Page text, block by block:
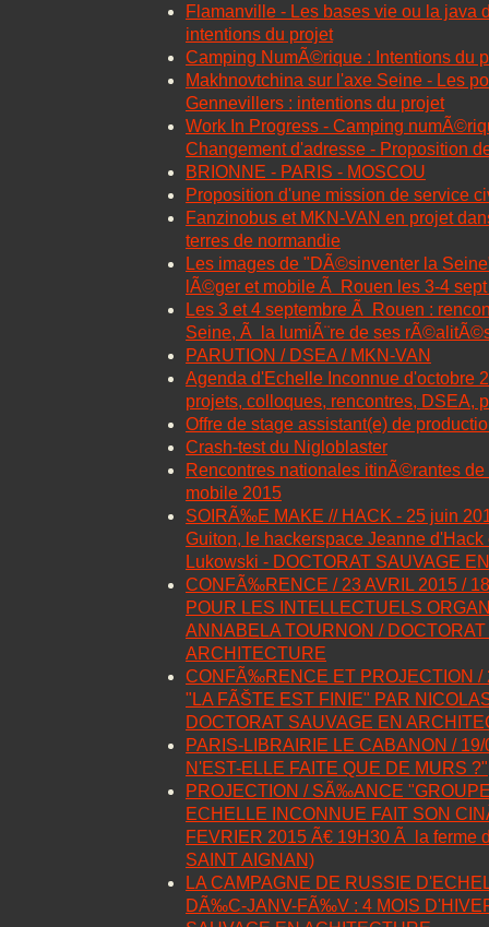
Flamanville - Les bases vie ou la java
intentions du projet
Camping NumÃ©rique : Intentions du
Makhnovtchina sur l'axe Seine - Les
Gennevillers : intentions du projet
Work In Progress - Camping
Changement d'adresse - Proposition
BRIONNE - PARIS - MOSCOU
Proposition d'une mission de service
Fanzinobus et MKN-VAN en projet
terres de normandie
Les images de "DÃ©sinventer la
lÃ©ger et mobile Ã Rouen les 3-4
Les 3 et 4 septembre Ã Rouen :
Seine, Ã la lumiÃ¨re de ses
PARUTION / DSEA / MKN-VAN
Agenda d'Echelle Inconnue d'octobre
projets, colloques, rencontres, DSEA,
Offre de stage assistant(e) de
Crash-test du Nigloblaster
Rencontres nationales itinÃ©rantes
mobile 2015
SOIRÃ‰E MAKE // HACK - 25 juin
Guiton, le hackerspace Jeanne
Lukowski - DOCTORAT SAUVAGE
CONFÃ‰RENCE / 23 AVRIL 2015 /
POUR LES INTELLECTUELS
ANNABELA TOURNON /
ARCHITECTURE
CONFÃ‰RENCE ET PROJECTION /
"LA FÃŠTE EST FINIE" PAR
DOCTORAT SAUVAGE EN
PARIS-LIBRAIRIE LE CABANON /
N'EST-ELLE FAITE QUE DE MURS ?"
PROJECTION / SÃ‰ANCE
ECHELLE INCONNUE FAIT SON
FEVRIER 2015 Ã€ 19H30 Ã la ferme
SAINT AIGNAN)
LA CAMPAGNE DE RUSSIE
DÃ‰C-JANV-FÃ‰V : 4 MOIS